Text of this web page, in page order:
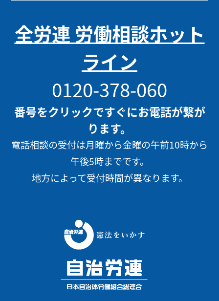
全労連 労働相談ホット
ライン
0120-378-060
番号をクリックですぐにお電話が繋が
ります。
電話相談の受付は月曜から金曜の午前10時から
午後5時までです。
地方によって受付時間が異なります。